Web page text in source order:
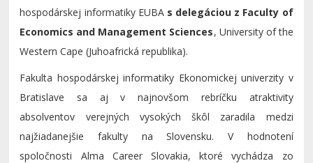
hospodárskej informatiky EUBA s delegáciou z Faculty of
Economics and Management Sciences, University of the
Western Cape (Juhoafrická republika).
Fakulta hospodárskej informatiky Ekonomickej univerzity v
Bratislave sa aj v najnovšom rebríčku atraktivity
absolventov verejných vysokých škôl zaradila medzi
najžiadanejšie fakulty na Slovensku. V hodnotení
spoločnosti Alma Career Slovakia, ktoré vychádza zo